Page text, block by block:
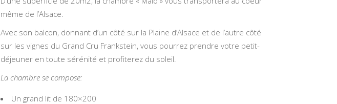
même de l’Alsace.
Avec son balcon, donnant d’un côté sur la Plaine d’Alsace et de l’autre côté
sur les vignes du Grand Cru Frankstein, vous pourrez prendre votre petit-
déjeuner en toute sérénité et profiterez du soleil.
La chambre se compose:
Un grand lit de 180×200